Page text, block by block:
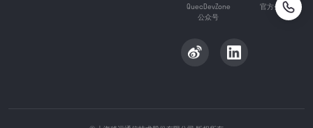
QuecDevZone
公众号
官方公众号